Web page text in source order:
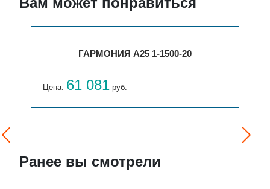
ГАРМОНИЯ А25 1-1500-20
Цена: 61 081 руб.
Ранее вы смотрели